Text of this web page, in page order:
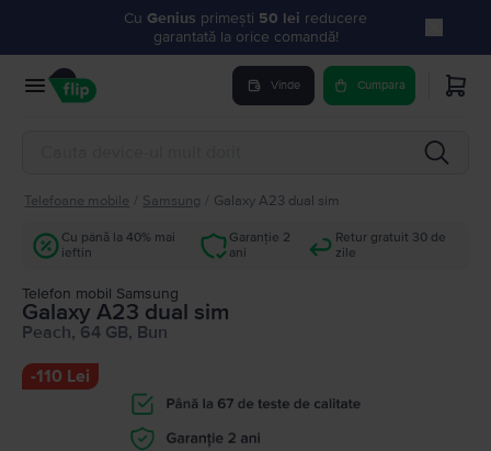
Cu Genius primești 50 lei reducere
garantată la orice comandă!
Vinde Cumpara
Telefoane mobile Samsung Galaxy A23 dual sim
Cu până la 40% mai
ieftin
Garanție 2
ani
Retur gratuit 30 de
zile
Telefon mobil Samsung
Galaxy A23 dual sim
Peach, 64 GB, Bun
-110 Lei